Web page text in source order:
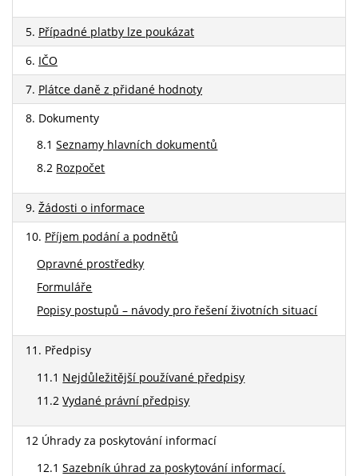
5. Případné platby lze poukázat
6. IČO
7. Plátce daně z přidané hodnoty
8. Dokumenty
8.1Seznamy hlavních dokumentů
8.2 Rozpočet
9. Žádosti o informace
10. Příjem podání a podnětů
Opravné prostředky
Formuláře
Popisy postupů – návody pro řešení životních situací
11. Předpisy
11.1 Nejdůležitější používané předpisy
11.2Vydané právní předpisy
12 Úhrady za poskytování informací
12.1Sazebník úhrad za poskytování informací.